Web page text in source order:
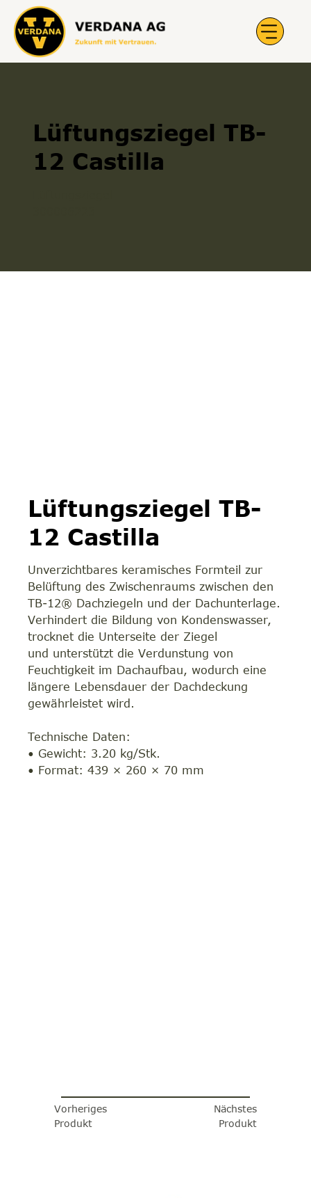
Lüftungsziegel TB-
12 Castilla
Lüftungsziegel TB-
12 Castilla
Unverzichtbares keramisches Formteil zur
Belüftung des Zwischenraums zwischen den
TB-12® Dachziegeln und der Dachunterlage.
Verhindert die Bildung von Kondenswasser,
trocknet die Unterseite der Ziegel
und unterstützt die Verdunstung von
Feuchtigkeit im Dachaufbau, wodurch eine
längere Lebensdauer der Dachdeckung
gewährleistet wird.
Technische Daten:
• Gewicht: 3.20 kg/Stk.
• Format: 439 × 260 × 70 mm
Vorheriges
Produkt
Nächstes
Produkt